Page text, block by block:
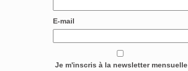
E-mail
Je m'inscris à la newsletter mensuelle